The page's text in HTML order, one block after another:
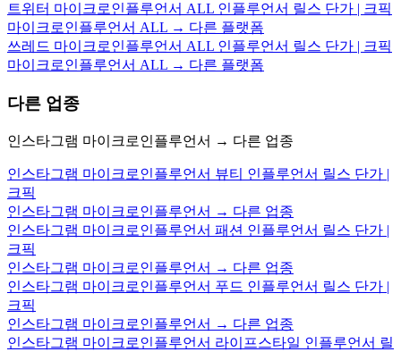
트위터 마이크로인플루언서 ALL 인플루언서 릴스 단가 | 크픽
마이크로인플루언서 ALL → 다른 플랫폼
쓰레드 마이크로인플루언서 ALL 인플루언서 릴스 단가 | 크픽
마이크로인플루언서 ALL → 다른 플랫폼
다른 업종
인스타그램 마이크로인플루언서 → 다른 업종
인스타그램 마이크로인플루언서 뷰티 인플루언서 릴스 단가 |
크픽
인스타그램 마이크로인플루언서 → 다른 업종
인스타그램 마이크로인플루언서 패션 인플루언서 릴스 단가 |
크픽
인스타그램 마이크로인플루언서 → 다른 업종
인스타그램 마이크로인플루언서 푸드 인플루언서 릴스 단가 |
크픽
인스타그램 마이크로인플루언서 → 다른 업종
인스타그램 마이크로인플루언서 라이프스타일 인플루언서 릴